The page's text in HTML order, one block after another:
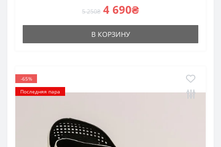
5 250₴ 4 690₴
В КОРЗИНУ
-65%
Последняя пара